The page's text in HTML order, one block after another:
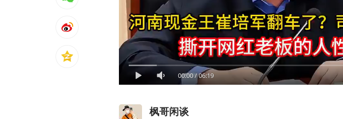
00:00/06:19
枫哥闲谈